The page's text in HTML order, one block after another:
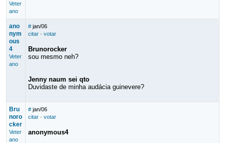
Veter
ano
ano
nym
ous
4
Veter
ano
# jan/06
citar· votar
Brunorocker
sou mesmo neh?
Jenny naum sei qto
Duvidaste de minha audácia guinevere?
Bru
noro
cker
Veter
ano
# jan/06
citar· votar
anonymous4